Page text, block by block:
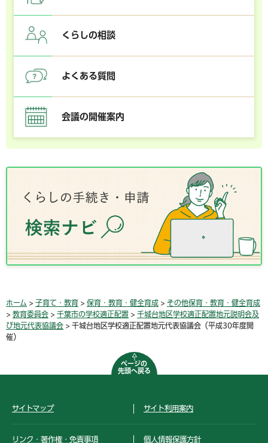
くらしの相談
よくある質問
会議の開催案内
ホーム > 子育て・教育 > 保育・教育・健全育成 > その他保育・教育・健全育成
> 教育委員会 > 千葉市の学校適正配置 > 千城台地区学校適正配置地元説明会及
び地元代表協議会 > 千城台地区学校適正配置地元代表協議会（平成30年度開
催）
ページの
先頭へ戻る
サイトマップ サイト利用案内
リンク・著作権・免責事項 個人情報保護方針